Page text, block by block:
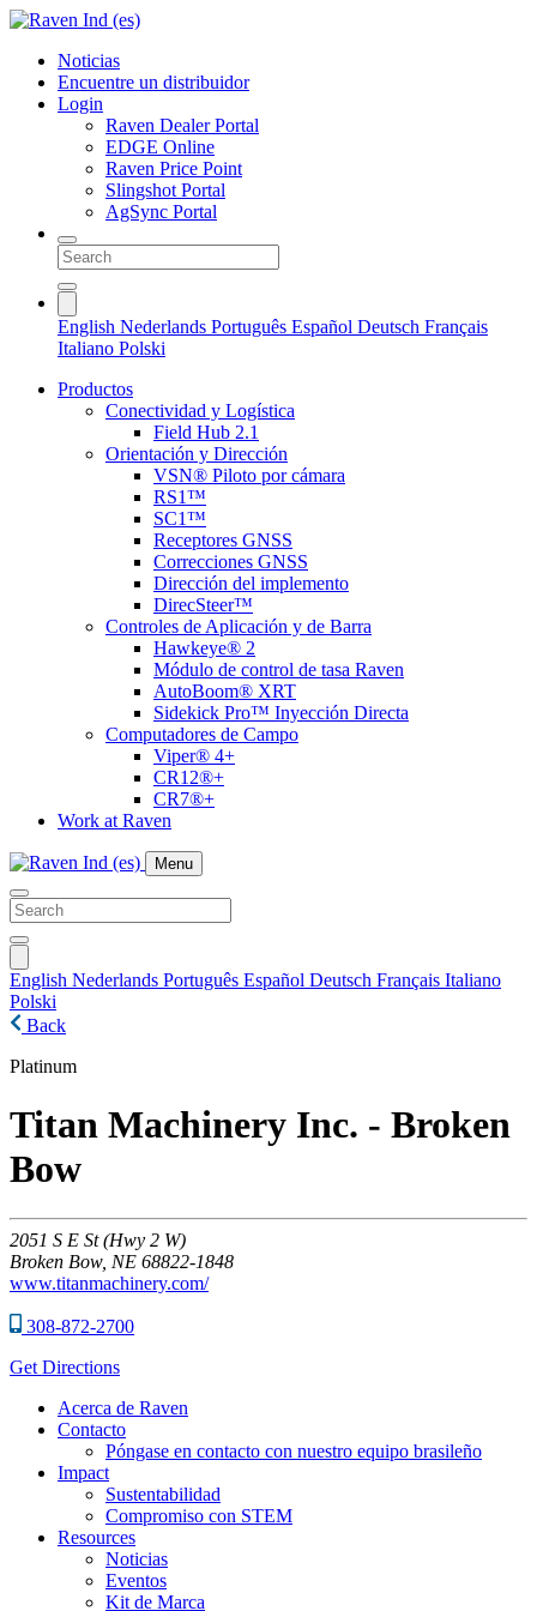
Noticias
Encuentre un distribuidor
Login
Raven Dealer Portal
EDGE Online
Raven Price Point
Slingshot Portal
AgSync Portal
English Nederlands Português Español Deutsch Français
Italiano Polski
Productos
Conectividad y Logística
Field Hub 2.1
Orientación y Dirección
VSN® Piloto por cámara
RS1™
SC1™
Receptores GNSS
Correcciones GNSS
Dirección del implemento
DirecSteer™
Controles de Aplicación y de Barra
Hawkeye® 2
Módulo de control de tasa Raven
AutoBoom® XRT
Sidekick Pro™ Inyección Directa
Computadores de Campo
Viper® 4+
CR12®+
CR7®+
Work at Raven
Menu
English Nederlands Português Español Deutsch Français Italiano
Polski
Back
Platinum
Titan Machinery Inc. - Broken
Bow
2051 S E St (Hwy 2 W)
Broken Bow, NE 68822-1848
www.titanmachinery.com/
308-872-2700
Get Directions
Acerca de Raven
Contacto
Póngase en contacto con nuestro equipo brasileño
Impact
Sustentabilidad
Compromiso con STEM
Resources
Noticias
Eventos
Kit de Marca